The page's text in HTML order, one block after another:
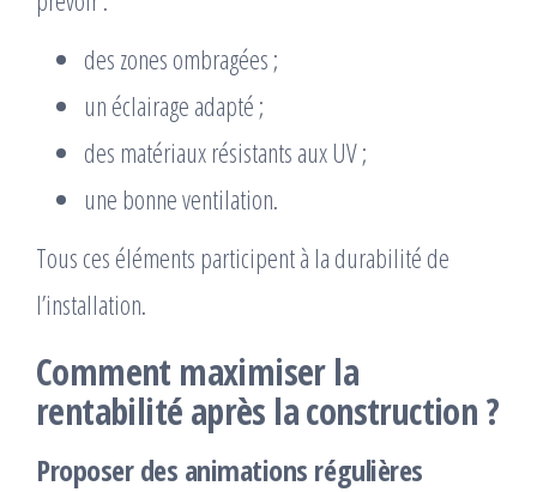
des zones ombragées ;
un éclairage adapté ;
des matériaux résistants aux UV ;
une bonne ventilation.
Tous ces éléments participent à la durabilité de
l’installation.
Comment maximiser la
rentabilité après la construction ?
Proposer des animations régulières